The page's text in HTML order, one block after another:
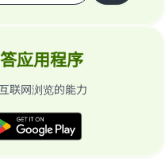
应用程序
联网浏览的能力